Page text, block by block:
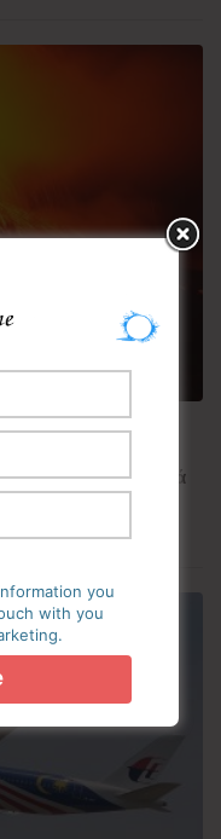
του ηφαιστείου
προληπτικά
you
with you